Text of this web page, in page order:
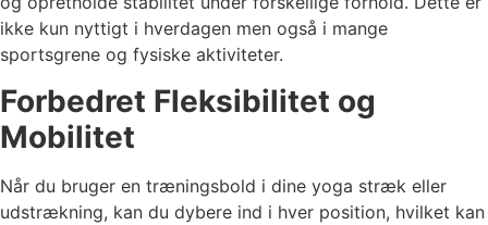
ikke kun nyttigt i hverdagen men også i mange
sportsgrene og fysiske aktiviteter.
Forbedret Fleksibilitet og
Mobilitet
Når du bruger en træningsbold i dine yoga stræk eller
udstrækning, kan du dybere ind i hver position, hvilket kan